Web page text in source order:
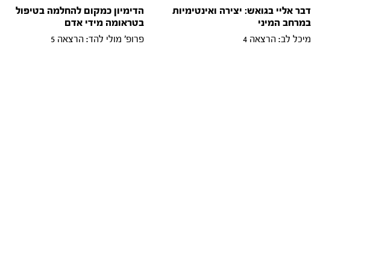
דבר אליי בגואש: יצירה ואינטימיות
במרחב המיני
מיכל לב: הרצאה 4
הדימיון כמקום להחלמה בטיפול
בטראומה מידי אדם
פרופ' מולי להד: הרצאה 5